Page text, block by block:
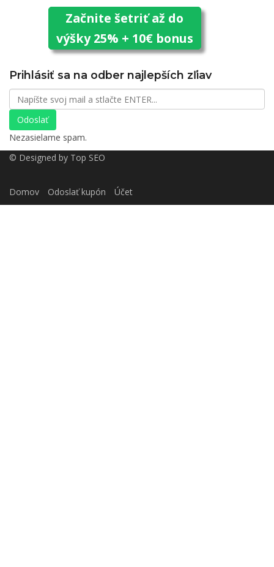
Začnite šetriť až do
výšky 25% + 10€ bonus
Prihlásiť sa na odber najlepších zľiav
Odoslať
Nezasielame spam.
© Designed by Top SEO
Domov Odoslať kupón Účet